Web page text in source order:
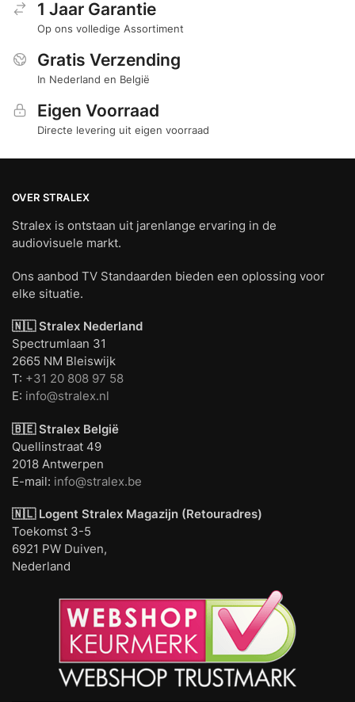
1 Jaar Garantie
Op ons volledige Assortiment
Gratis Verzending
In Nederland en België
Eigen Voorraad
Directe levering uit eigen voorraad
OVER STRALEX
Stralex is ontstaan uit jarenlange ervaring in de
audiovisuele markt.
Ons aanbod TV Standaarden bieden een oplossing voor
elke situatie.
🇳🇱 Stralex Nederland
Spectrumlaan 31
2665 NM Bleiswijk
T: +31 20 808 97 58
E: info@stralex.nl
🇧🇪 Stralex België
Quellinstraat 49
2018 Antwerpen
E-mail: info@stralex.be
🇳🇱 Logent Stralex Magazijn (Retouradres)
Toekomst 3-5
6921 PW Duiven,
Nederland